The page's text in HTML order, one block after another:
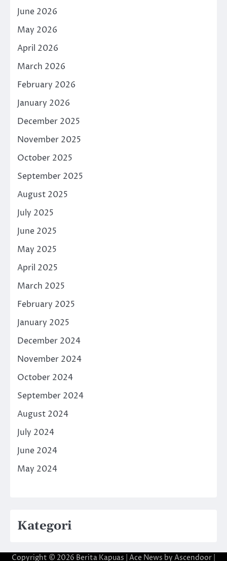
June 2026
May 2026
April 2026
March 2026
February 2026
January 2026
December 2025
November 2025
October 2025
September 2025
August 2025
July 2025
June 2025
May 2025
April 2025
March 2025
February 2025
January 2025
December 2024
November 2024
October 2024
September 2024
August 2024
July 2024
June 2024
May 2024
Kategori
Copyright © 2026 Berita Kapuas | Ace News by Ascendoor